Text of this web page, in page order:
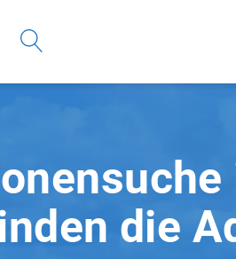
die